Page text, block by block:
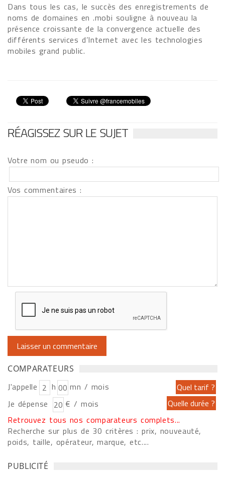
Dans tous les cas, le succès des enregistrements de
noms de domaines en .mobi souligne à nouveau la
présence croissante de la convergence actuelle des
différents services d’Internet avec les technologies
mobiles grand public.
RÉAGISSEZ SUR LE SUJET
Votre nom ou pseudo :
Vos commentaires :
COMPARATEURS
J'appelle h
mn / mois
Je dépense
€ / mois
Retrouvez tous nos comparateurs complets...
Recherche sur plus de 30 critères : prix, nouveauté,
poids, taille, opérateur, marque, etc....
PUBLICITÉ